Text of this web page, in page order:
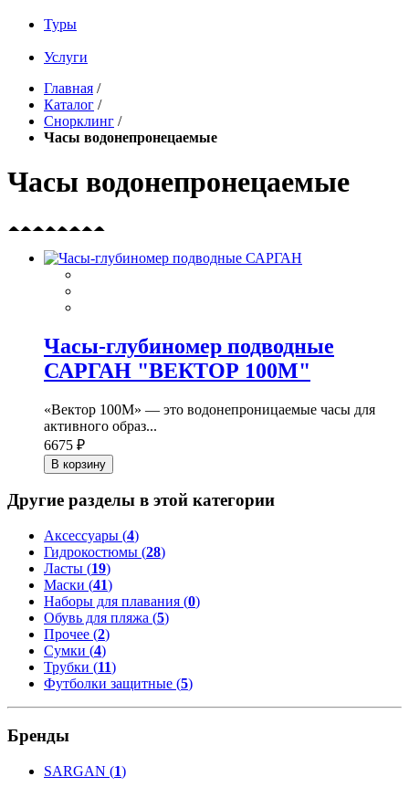
Туры
Услуги
Главная /
Каталог /
Снорклинг /
Часы водонепронецаемые
Часы водонепронецаемые
Часы-глубиномер подводные
САРГАН "ВЕКТОР 100М"
«Вектор 100М» — это водонепроницаемые часы для
активного образ...
6675 ₽
В корзину
Другие разделы в этой категории
Аксессуары (4)
Гидрокостюмы (28)
Ласты (19)
Маски (41)
Наборы для плавания (0)
Обувь для пляжа (5)
Прочее (2)
Сумки (4)
Трубки (11)
Футболки защитные (5)
Бренды
SARGAN (1)